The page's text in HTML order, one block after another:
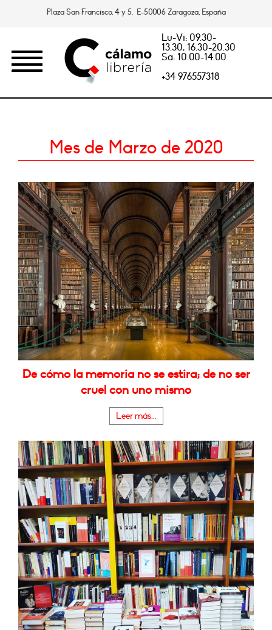
Plaza San Francisco, 4 y 5. E-50006 Zaragoza, España
Lu-Vi: 09.30-
13.30, 16.30-20.30
Sa: 10.00-14.00
+34 976557318
Mes de Marzo de 2020
De cómo la memoria no se estira; de no ser
cruel con uno mismo
Leer más...